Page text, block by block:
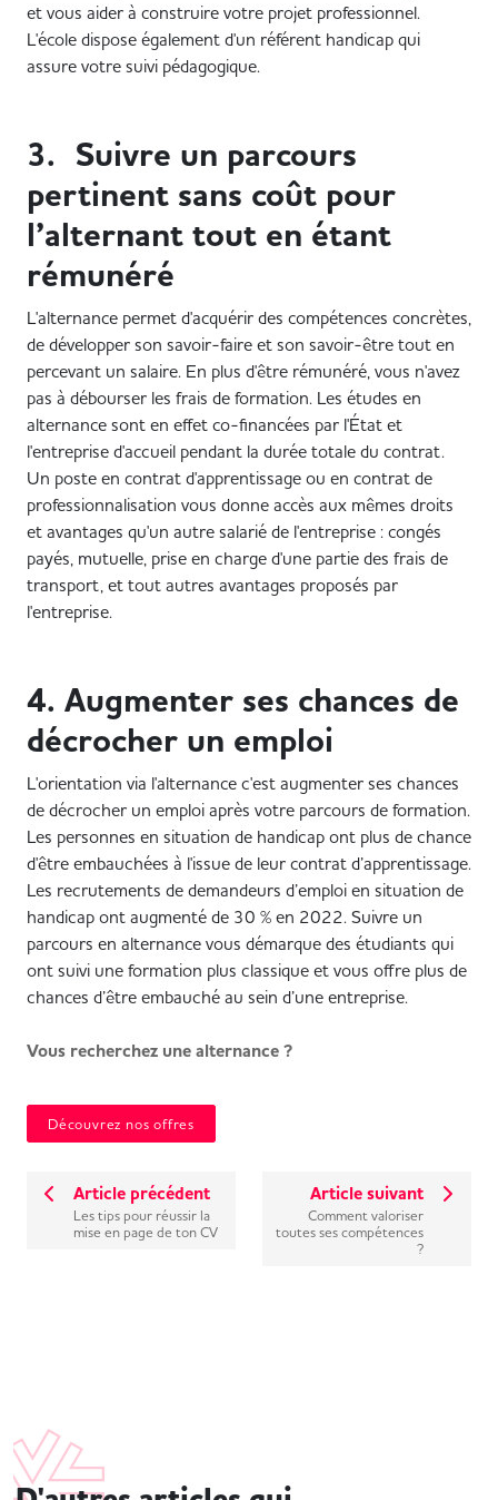
et vous aider à construire votre projet professionnel.
L'école dispose également d'un référent handicap qui
assure votre suivi pédagogique.
3. Suivre un parcours
pertinent sans coût pour
l’alternant tout en étant
rémunéré
L'alternance permet d'acquérir des compétences concrètes,
de développer son savoir-faire et son savoir-être tout en
percevant un salaire. En plus d'être rémunéré, vous n'avez
pas à débourser les frais de formation. Les études en
alternance sont en effet co-financées par l'État et
l'entreprise d'accueil pendant la durée totale du contrat.
Un poste en contrat d'apprentissage ou en contrat de
professionnalisation vous donne accès aux mêmes droits
et avantages qu'un autre salarié de l'entreprise : congés
payés, mutuelle, prise en charge d'une partie des frais de
transport, et tout autres avantages proposés par
l'entreprise.
4. Augmenter ses chances de
décrocher un emploi
L'orientation via l'alternance c'est augmenter ses chances
de décrocher un emploi après votre parcours de formation.
Les personnes en situation de handicap ont plus de chance
d'être embauchées à l'issue de leur contrat d’apprentissage.
Les recrutements de demandeurs d’emploi en situation de
handicap ont augmenté de 30 % en 2022. Suivre un
parcours en alternance vous démarque des étudiants qui
ont suivi une formation plus classique et vous offre plus de
chances d’être embauché au sein d’une entreprise.
Vous recherchez une alternance ?
Découvrez nos offres
Article précédent
Les tips pour réussir la
mise en page de ton CV
Article suivant
Comment valoriser
toutes ses compétences
?